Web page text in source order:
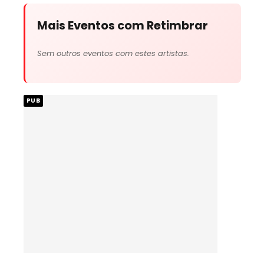
Mais Eventos com Retimbrar
Sem outros eventos com estes artistas.
PUB